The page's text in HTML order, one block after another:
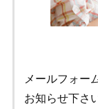
メールフォー
お知らせ下さ